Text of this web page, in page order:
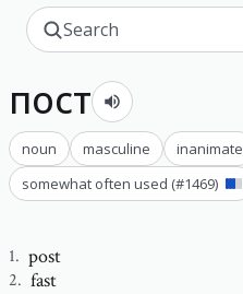
пост
noun masculine inanimate
somewhat often used (#1469)
1. post
2. fast